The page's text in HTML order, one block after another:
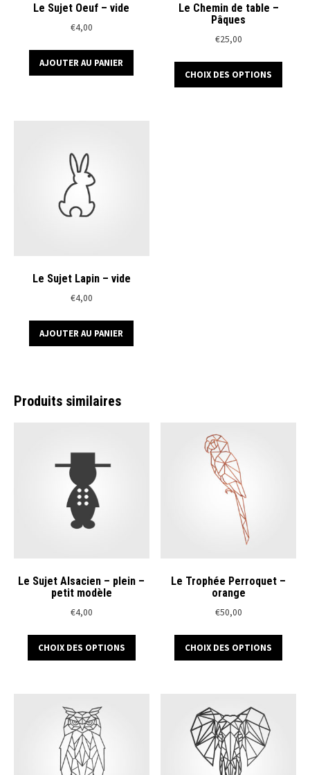
Le Sujet Oeuf – vide
€4,00
AJOUTER AU PANIER
Le Chemin de table –
Pâques
€25,00
CHOIX DES OPTIONS
Ce
Le Sujet Lapin – vide
€4,00
AJOUTER AU PANIER
Produits similaires
Le Sujet Alsacien – plein –
petit modèle
€4,00
CHOIX DES OPTIONS
Ce
Le Trophée Perroquet –
orange
€50,00
CHOIX DES OPTIONS
Ce